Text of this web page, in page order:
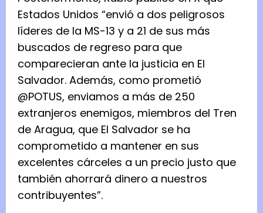
Estados Unidos “envió a dos peligrosos
líderes de la MS-13 y a 21 de sus más
buscados de regreso para que
comparecieran ante la justicia en El
Salvador. Además, como prometió
@POTUS, enviamos a más de 250
extranjeros enemigos, miembros del Tren
de Aragua, que El Salvador se ha
comprometido a mantener en sus
excelentes cárceles a un precio justo que
también ahorrará dinero a nuestros
contribuyentes”.